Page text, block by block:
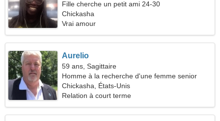
Fille cherche un petit ami 24-30
Chickasha
Vrai amour
Aurelio
59 ans, Sagittaire
Homme à la recherche d'une femme senior
Chickasha, États-Unis
Relation à court terme